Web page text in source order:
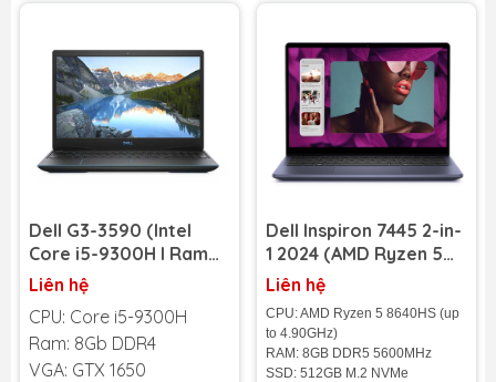
Dell G3-3590 (Intel
Core i5-9300H l Ram
8GB l SSD 128GB l HDD
1TB l 15.6” FHD l GTX
1650)
Liên hệ
CPU: Core i5-9300H
Ram: 8Gb DDR4
VGA: GTX 1650
Dell Inspiron 7445 2-in-
1 2024 (AMD Ryzen 5
8640HS | RAM 8GB |
SSD 512GB | AMD
Radeon Graphics | 14
inch FHD+ Touch)
Liên hệ
CPU: AMD Ryzen 5 8640HS (up
to 4.90GHz)
RAM: 8GB DDR5 5600MHz
SSD: 512GB M.2 NVMe